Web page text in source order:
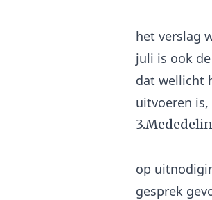
het verslag
juli is ook
dat wellicht
op
gesprek